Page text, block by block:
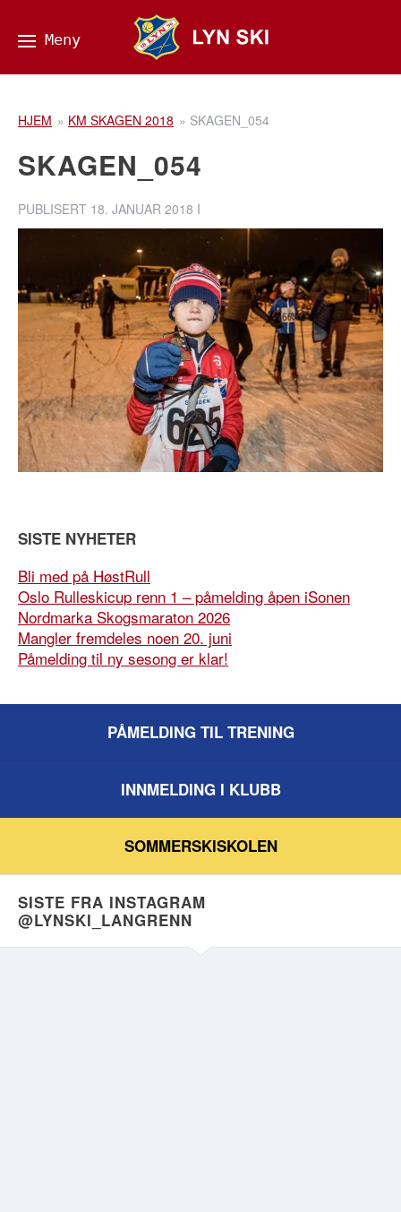
HJEM » KM SKAGEN 2018 » SKAGEN_054
SKAGEN_054
PUBLISERT 18. JANUAR 2018 I
SISTE NYHETER
Bli med på HøstRull
Oslo Rulleskicup renn 1 – påmelding åpen iSonen
Nordmarka Skogsmaraton 2026
Mangler fremdeles noen 20. juni
Påmelding til ny sesong er klar!
PÅMELDING TIL TRENING
INNMELDING I KLUBB
SOMMERSKISKOLEN
SISTE FRA INSTAGRAM
@LYNSKI_LANGRENN